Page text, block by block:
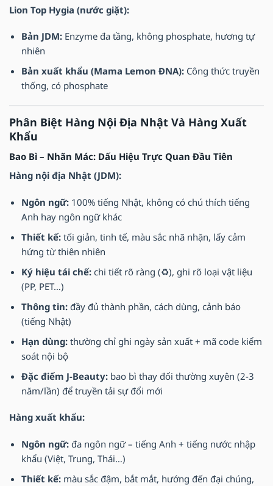
Lion Top Hygia (nước giặt):
Bản JDM:Enzyme đa tầng, không phosphate, hương tự
nhiên
Bản xuất khẩu (Mama Lemon ĐNA):Công thức truyền
thống, có phosphate
Phân Biệt Hàng Nội Địa Nhật Và Hàng Xuất
Khẩu
Bao Bì – Nhãn Mác: Dấu Hiệu Trực Quan Đầu Tiên
Hàng nội địa Nhật (JDM):
Ngôn ngữ:100% tiếng Nhật, không có chú thích tiếng
Anh hay ngôn ngữ khác
Thiết kế:tối giản, tinh tế, màu sắc nhã nhặn, lấy cảm
hứng từ thiên nhiên
Ký hiệu tái chế:chi tiết rõ ràng (♻️), ghi rõ loại vật liệu
(PP, PET…)
Thông tin:đầy đủ thành phần, cách dùng, cảnh báo
(tiếng Nhật)
Hạn dùng:thường chỉ ghi ngày sản xuất + mã code kiểm
soát nội bộ
Đặc điểm J-Beauty:bao bì thay đổi thường xuyên (2-3
năm/lần) để truyền tải sự đổi mới
Hàng xuất khẩu:
Ngôn ngữ:đa ngôn ngữ – tiếng Anh + tiếng nước nhập
khẩu (Việt, Trung, Thái…)
Thiết kế:màu sắc đậm, bắt mắt, hướng đến đại chúng,